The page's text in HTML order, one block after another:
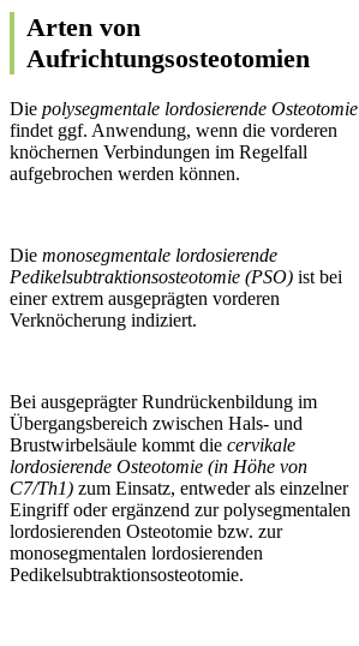
Arten von
Aufrichtungsosteotomien
Die polysegmentale lordosierende Osteotomie
findet ggf. Anwendung, wenn die vorderen
knöchernen Verbindungen im Regelfall
aufgebrochen werden können.
Die monosegmentale lordosierende
Pedikelsubtraktionsosteotomie (PSO) ist bei
einer extrem ausgeprägten vorderen
Verknöcherung indiziert.
Bei ausgeprägter Rundrückenbildung im
Übergangsbereich zwischen Hals- und
Brustwirbelsäule kommt die cervikale
lordosierende Osteotomie (in Höhe von
C7/Th1) zum Einsatz, entweder als einzelner
Eingriff oder ergänzend zur polysegmentalen
lordosierenden Osteotomie bzw. zur
monosegmentalen lordosierenden
Pedikelsubtraktionsosteotomie.